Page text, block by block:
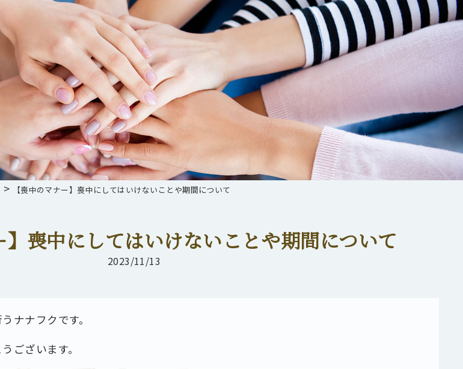
> 【喪中のマナー】喪中にしてはいけないことや期間について
】喪中にしてはいけないことや期間について
2023/11/13
ナナフクです。
ございます。